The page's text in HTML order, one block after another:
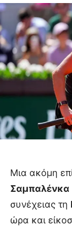
Μια ακόμη
Σαμπαλένκα
συνέχειας τη
ώρα και